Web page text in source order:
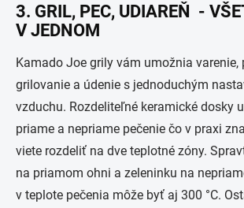
3. GRIL, PEC, UDIAREŇ -
V JEDNOM
Kamado Joe grily vám umožnia varenie,
grilovanie a údenie s jednoduchým
vzduchu. Rozdeliteľné keramické dosky
priame a nepriame pečenie čo v praxi
viete rozdeliť na dve teplotné zóny.
na priamom ohni a zeleninku na
v teplote pečenia môže byť aj 300 °C.